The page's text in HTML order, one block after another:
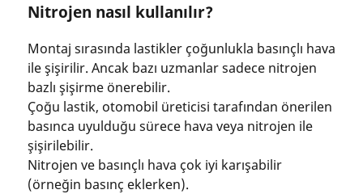
Nitrojen nasıl kullanılır?
Montaj sırasında lastikler çoğunlukla basınçlı hava
ile şişirilir. Ancak bazı uzmanlar sadece nitrojen
bazlı şişirme önerebilir.
Çoğu lastik, otomobil üreticisi tarafından önerilen
basınca uyulduğu sürece hava veya nitrojen ile
şişirilebilir.
Nitrojen ve basınçlı hava çok iyi karışabilir
(örneğin basınç eklerken).